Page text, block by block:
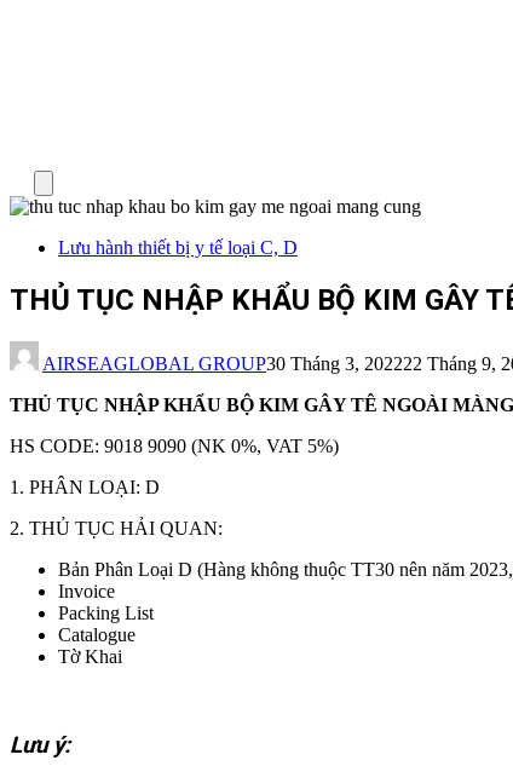
Lưu hành thiết bị y tế loại C, D
THỦ TỤC NHẬP KHẨU BỘ KIM GÂY
AIRSEAGLOBAL GROUP30 Tháng 3, 202222 Tháng 9,
THỦ TỤC NHẬP KHẨU BỘ KIM GÂY TÊ NGOÀI
HS CODE: 9018 9090 (NK 0%, VAT 5%)
1. PHÂN LOẠI: D
2. THỦ TỤC HẢI QUAN:
Bản Phân Loại D (Hàng không thuộc TT30 nên năm
Invoice
Packing List
Catalogue
Tờ Khai
Lưu ý: